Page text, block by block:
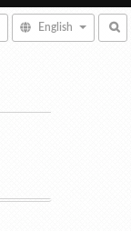
English